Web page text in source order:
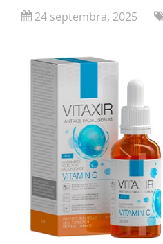
24 septembra, 2025